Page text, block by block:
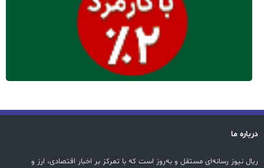
درباره ما
ریال نیوز رسانه‌ای مستقل و به‌روز است که با تمرکز بر اخبار اقتصادی، ارز و